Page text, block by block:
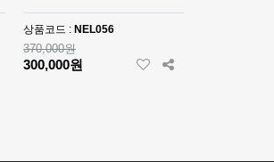
상품코드 : NEL056
370,000원
300,000원